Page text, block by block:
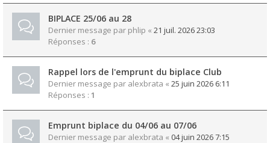
BIPLACE 25/06 au 28
Dernier message par phlip « 21 juil. 2026 23:03
Réponses : 6
Rappel lors de l'emprunt du biplace Club
Dernier message par alexbrata « 25 juin 2026 6:11
Réponses : 1
Emprunt biplace du 04/06 au 07/06
Dernier message par alexbrata « 04 juin 2026 7:15